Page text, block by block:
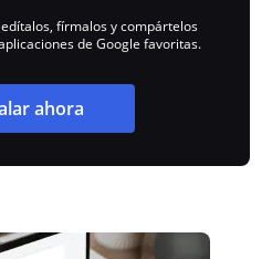
fírmalos y compártelos
de Google favoritas.
ahora